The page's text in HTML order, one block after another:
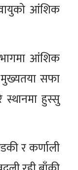
आंशिक
आंशिक
मुख्यतया सफा
हुस्सु
र कर्णाली